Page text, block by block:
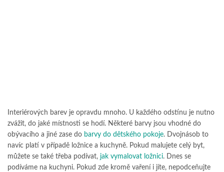
Interiérových barev je opravdu mnoho. U každého odstínu je nutno
zvážit, do jaké místnosti se hodí. Některé barvy jsou vhodné do
obývacího a jiné zase do barvy do dětského pokoje. Dvojnásob to
navíc platí v případě ložnice a kuchyně. Pokud malujete celý byt,
můžete se také třeba podívat, jak vymalovat ložnici. Dnes se
podíváme na kuchyni. Pokud zde kromě vaření i jíte, nepodceňujte